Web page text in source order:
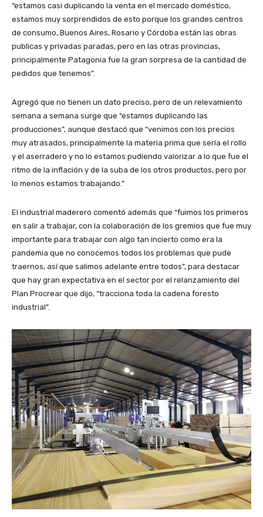
“estamos casi duplicando la venta en el mercado doméstico,
estamos muy sorprendidos de esto porque los grandes centros
de consumo, Buenos Aires, Rosario y Córdoba están las obras
publicas y privadas paradas, pero en las otras provincias,
principalmente Patagonia fue la gran sorpresa de la cantidad de
pedidos que tenemos”.
Agregó que no tienen un dato preciso, pero de un relevamiento
semana a semana surge que “estamos duplicando las
producciones”, aunque destacó que “venimos con los precios
muy atrasados, principalmente la materia prima que sería el rollo
y el aserradero y no lo estamos pudiendo valorizar a lo que fue el
ritmo de la inflación y de la suba de los otros productos, pero por
lo menos estamos trabajando.”
El industrial maderero comentó además que “fuimos los primeros
en salir a trabajar, con la colaboración de los gremios que fue muy
importante para trabajar con algo tan incierto como era la
pandemia que no conocemos todos los problemas que pude
traernos, así que salimos adelante entre todos”, para destacar
que hay gran expectativa en el sector por el relanzamiento del
Plan Procrear que dijo, “tracciona toda la cadena foresto
industrial”.